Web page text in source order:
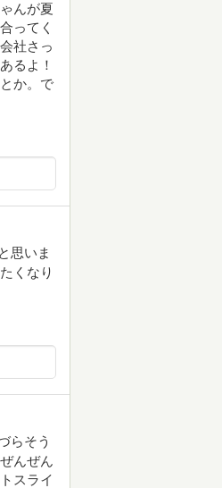
んが夏
ってく
社さっ
るよ！
か。で
思いま
くなり
らそう
んぜん
スライ